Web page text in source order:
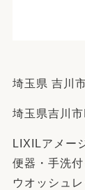
埼玉県 吉川
埼玉県吉川
LIXILアメー
便器・手洗付
ウオッシュ